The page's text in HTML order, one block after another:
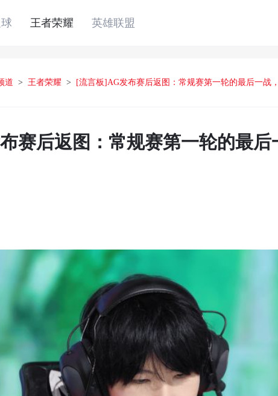
王者荣耀 英雄联盟
道 > 王者荣耀 > [流言板]AG发布赛后返图：常规赛第一轮的最后一战
赛后返图：常规赛第一轮的最